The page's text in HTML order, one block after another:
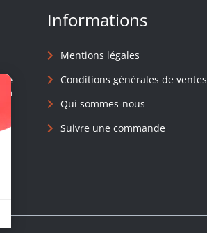
Informations
Mentions légales
Conditions générales de ventes
Qui sommes-nous
Suivre une commande